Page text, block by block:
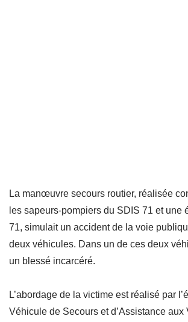
La manœuvre secours routier, réalisée
les sapeurs-pompiers du SDIS 71 et une
71, simulait un accident de la voie
deux véhicules. Dans un de ces deux
un blessé incarcéré.
L’abordage de la victime est réalisé par
Véhicule de Secours et d’Assistance aux